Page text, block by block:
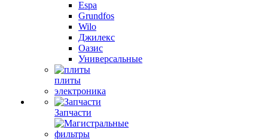
Espa
Grundfos
Wilo
Джилекс
Оазис
Универсальные
плиты
электроника
Запчасти